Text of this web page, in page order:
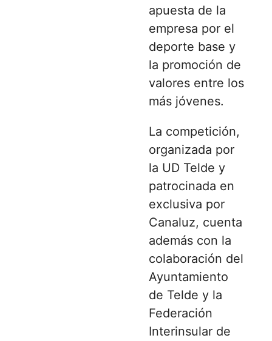
apuesta de la
empresa por el
deporte base y
la promoción de
valores entre los
más jóvenes.
La competición,
organizada por
la UD Telde y
patrocinada en
exclusiva por
Canaluz, cuenta
además con la
colaboración del
Ayuntamiento
de Telde y la
Federación
Interinsular de